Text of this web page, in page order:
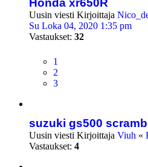
Uusin viesti Kirjoittaja
Su Loka 04, 2020 1:35 pm
Vastaukset: 32
1
2
3
suzuki gs500
Uusin viesti Kirjoittaja Viuh «
Vastaukset: 4